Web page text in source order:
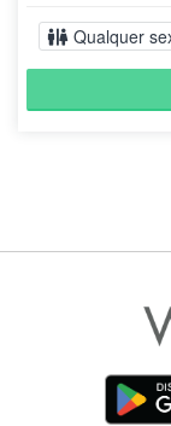
Qualquer